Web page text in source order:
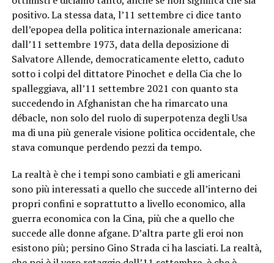
positivo. La stessa data, l’11 settembre ci dice tanto
dell’epopea della politica internazionale americana:
dall’11 settembre 1973, data della deposizione di
Salvatore Allende, democraticamente eletto, caduto
sotto i colpi del dittatore Pinochet e della Cia che lo
spalleggiava, all’11 settembre 2021 con quanto sta
succedendo in Afghanistan che ha rimarcato una
débacle, non solo del ruolo di superpotenza degli Usa
ma di una più generale visione politica occidentale, che
stava comunque perdendo pezzi da tempo.
La realtà è che i tempi sono cambiati e gli americani
sono più interessati a quello che succede all’interno dei
propri confini e soprattutto a livello economico, alla
guerra economica con la Cina, più che a quello che
succede alle donne afgane. D’altra parte gli eroi non
esistono più; persino Gino Strada ci ha lasciati. La realtà,